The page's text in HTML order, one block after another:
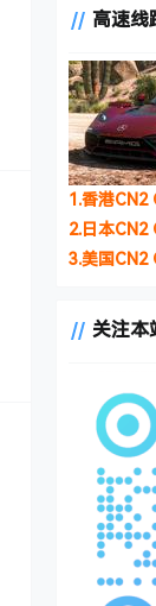
高速线
1.香港CN2
2.日本CN2
3.美国CN2
关注本